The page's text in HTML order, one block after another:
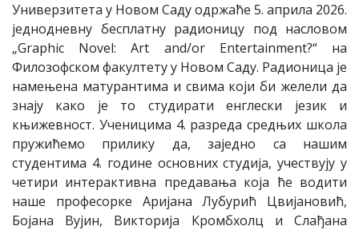
Универзитета у Новом Саду одржаће 5. априла 2026.
једнодневну бесплатну радионицу под насловом
„Graphic Novel: Art and/or Entertainment?“ на
Филозофском факултету у Новом Саду. Радионица је
намењена матурантима и свима који би желели да
знају како је то студирати енглески језик и
књижевност. Ученицима 4. разреда средњих школа
пружићемо прилику да, заједно са нашим
студентима 4. године основних студија, учествују у
четири интерактивна предавања која ће водити
наше професорке Аријана Лубурић Цвијановић,
Бојана Вујин, Викторија Кромбхолц и Слађана